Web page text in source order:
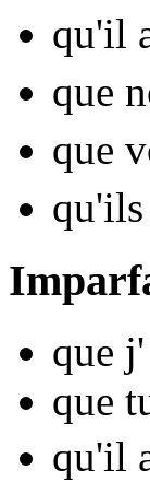
qu'il
que
que
qu'ils
que j'
que
qu'il